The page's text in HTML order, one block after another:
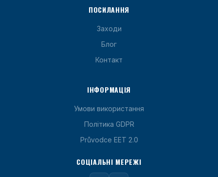
ПОСИЛАННЯ
Заходи
Блог
Контакт
ІНФОРМАЦІЯ
Умови використання
Політика GDPR
Průvodce EET 2.0
СОЦІАЛЬНІ МЕРЕЖІ